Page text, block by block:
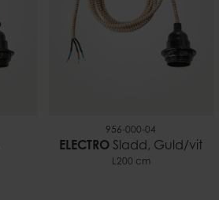
956-000-04
ELECTRO Sladd, Guld/vit
L200 cm